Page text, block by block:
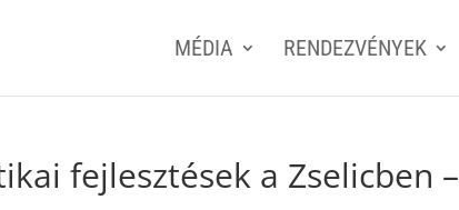
MÉDIA RENDEZVÉNYEK
fejlesztések a Zselicben –